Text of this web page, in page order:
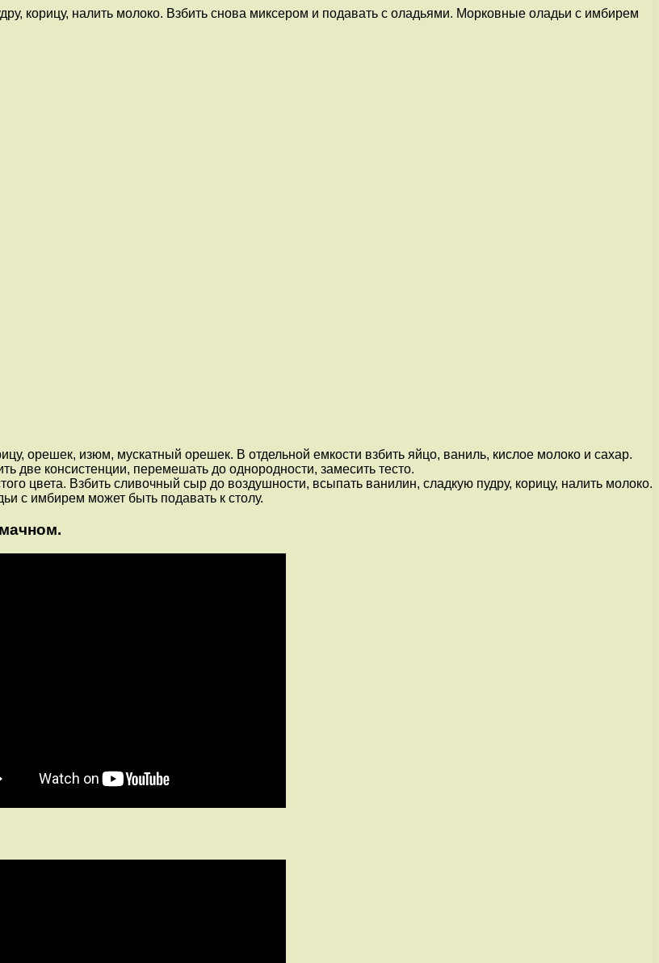
корицу, налить молоко. Взбить снова миксером и подавать с оладьями. Морковные оладьи с имбирем
орешек, изюм, мускатный орешек. В отдельной емкости взбить яйцо, ваниль, кислое молоко и сахар.
две консистенции, перемешать до однородности, замесить тесто.
цвета. Взбить сливочный сыр до воздушности, всыпать ванилин, сладкую пудру, корицу, налить молоко.
с имбирем может быть подавать к столу.